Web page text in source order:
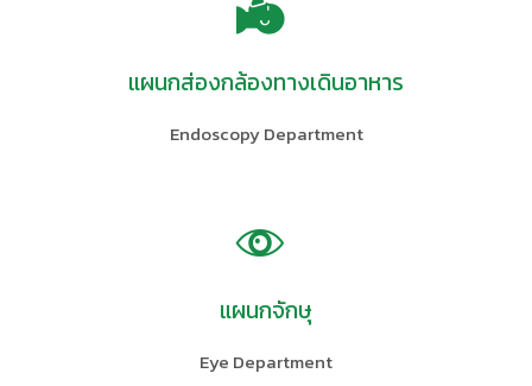
แผนกส่องกล้องทางเดินอาหาร
Endoscopy Department
แผนกจักษุ
Eye Department